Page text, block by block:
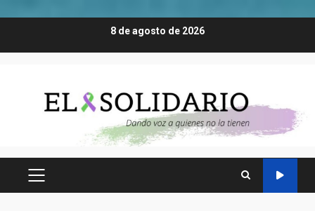
8 de agosto de 2026
MENÚ